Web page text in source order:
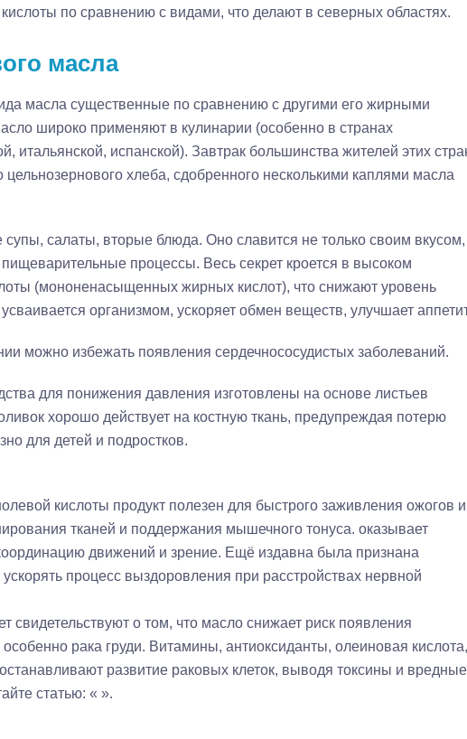
по сравнению с видами, что делают в северных областях.
масла
масла существенные по сравнению с другими его жирными
широко применяют в кулинарии (особенно в странах
итальянской, испанской). Завтрак большинства жителей этих
цельнозернового хлеба, сдобренного несколькими каплями масла
салаты, вторые блюда. Оно славится не только своим вкусом,
процессы. Весь секрет кроется в высоком
(мононенасыщенных жирных кислот), что снижают уровень
организмом, ускоряет обмен веществ, улучшает
можно избежать появления сердечнососудистых заболеваний.
для понижения давления изготовлены на основе листьев
хорошо действует на костную ткань, предупреждая потерю
для детей и подростков.
кислоты продукт полезен для быстрого заживления ожогов и
тканей и поддержания мышечного тонуса. оказывает
движений и зрение. Ещё издавна была признана
ускорять процесс выздоровления при расстройствах нервной
свидетельствуют о том, что масло снижает риск появления
рака груди. Витамины, антиоксиданты, олеиновая кислота,
развитие раковых клеток, выводя токсины и вредные
статью: « ».